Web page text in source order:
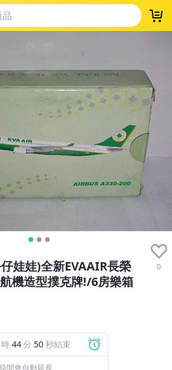
娃娃)全新EVAAIR長榮
機造型撲克牌!/6房樂箱
0
時 44分 49 秒結束
間會自動延長